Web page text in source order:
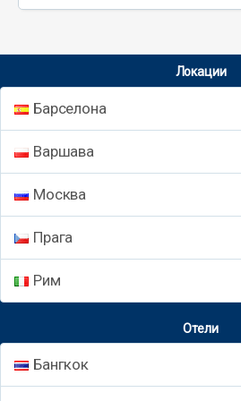
Локации
Барселона
Варшава
Москва
Прага
Рим
Отели
Бангкок